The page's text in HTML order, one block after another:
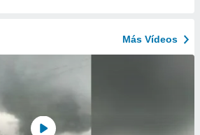
Más Vídeos